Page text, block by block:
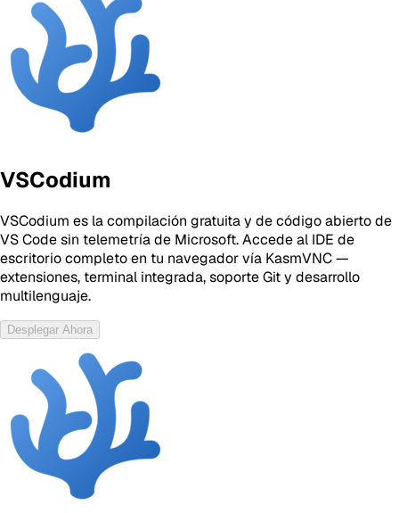
VSCodium
VSCodium es la compilación gratuita y de código abierto de
VS Code sin telemetría de Microsoft. Accede al IDE de
escritorio completo en tu navegador vía KasmVNC —
extensiones, terminal integrada, soporte Git y desarrollo
multilenguaje.
Desplegar Ahora